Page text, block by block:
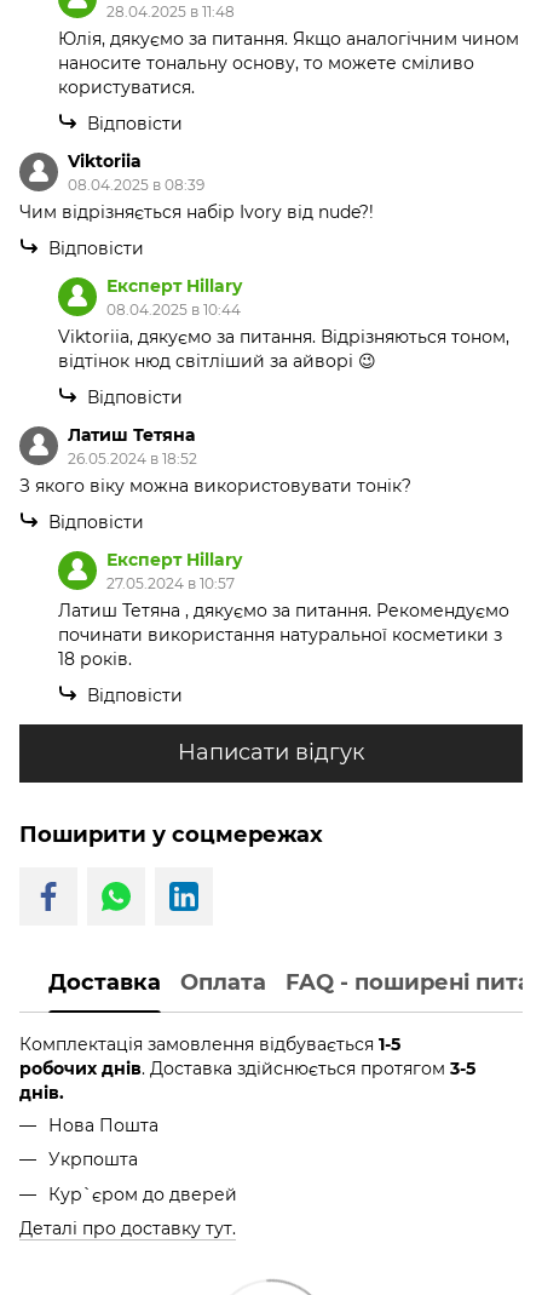
28.04.2025 в 11:48
Юлія, дякуємо за питання. Якщо аналогічним чином
наносите тональну основу, то можете сміливо
користуватися.
Відповісти
Viktoriia
08.04.2025 в 08:39
Чим відрізняється набір Ivory від nude?!
Відповісти
Експерт Hillary
08.04.2025 в 10:44
Viktoriia, дякуємо за питання. Відрізняються тоном,
відтінок нюд світліший за айворі 😉
Відповісти
Латиш Тетяна
26.05.2024 в 18:52
З якого віку можна використовувати тонік?
Відповісти
Експерт Hillary
27.05.2024 в 10:57
Латиш Тетяна , дякуємо за питання. Рекомендуємо
починати використання натуральної косметики з
18 років.
Відповісти
Написати відгук
Поширити у соцмережах
Доставка Оплата FAQ - поширені
Комплектація замовлення відбувається 1-5
робочих днів. Доставка здійснюється протягом 3-5
днів.
Нова Пошта
Укрпошта
Кур`єром до дверей
Деталі про доставку тут.